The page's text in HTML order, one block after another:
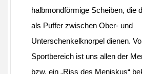
halbmondförmige Scheiben, die
als Puffer zwischen Ober- und
Unterschenkelknorpel dienen.
Sportbereich ist uns allen der
bzw. ein „Riss des Meniskus“